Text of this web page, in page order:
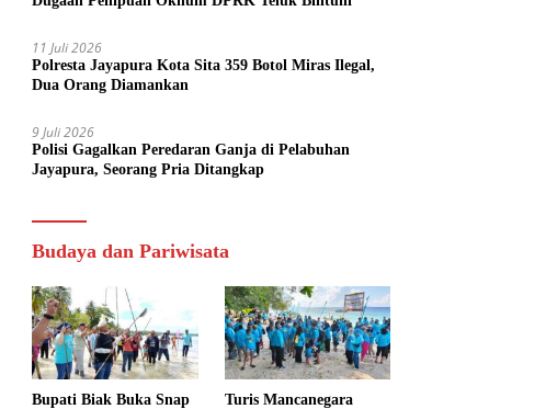
11 Juli 2026
Polresta Jayapura Kota Sita 359 Botol Miras Ilegal,
Dua Orang Diamankan
9 Juli 2026
Polisi Gagalkan Peredaran Ganja di Pelabuhan
Jayapura, Seorang Pria Ditangkap
Budaya dan Pariwisata
Bupati Biak Buka Snap
Turis Mancanegara